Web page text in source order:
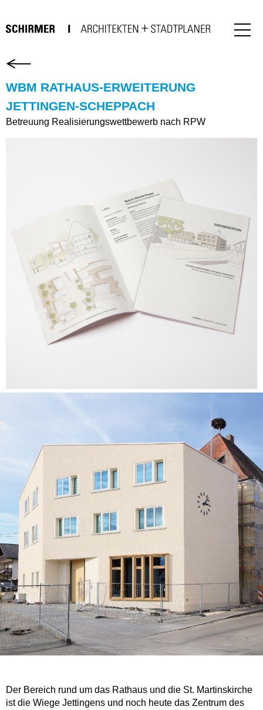
WBM RATHAUS-ERWEITERUNG
JETTINGEN-SCHEPPACH
Betreuung Realisierungswettbewerb nach RPW
Der Bereich rund um das Rathaus und die St. Martinskirche
ist die Wiege Jettingens und noch heute das Zentrum des